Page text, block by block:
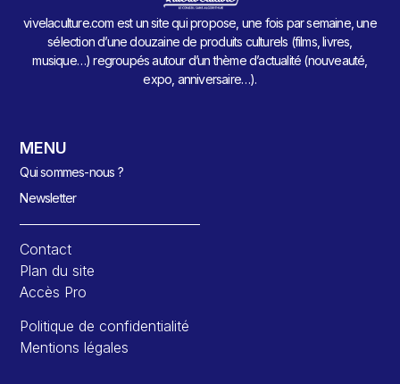
vivelaculture.com est un site qui propose, une fois par semaine, une
sélection d’une douzaine de produits culturels (films, livres,
musique…) regroupés autour d’un thème d’actualité (nouveauté,
expo, anniversaire…).
MENU
Qui sommes-nous ?
Newsletter
Contact
Plan du site
Accès Pro
Politique de confidentialité
Mentions légales